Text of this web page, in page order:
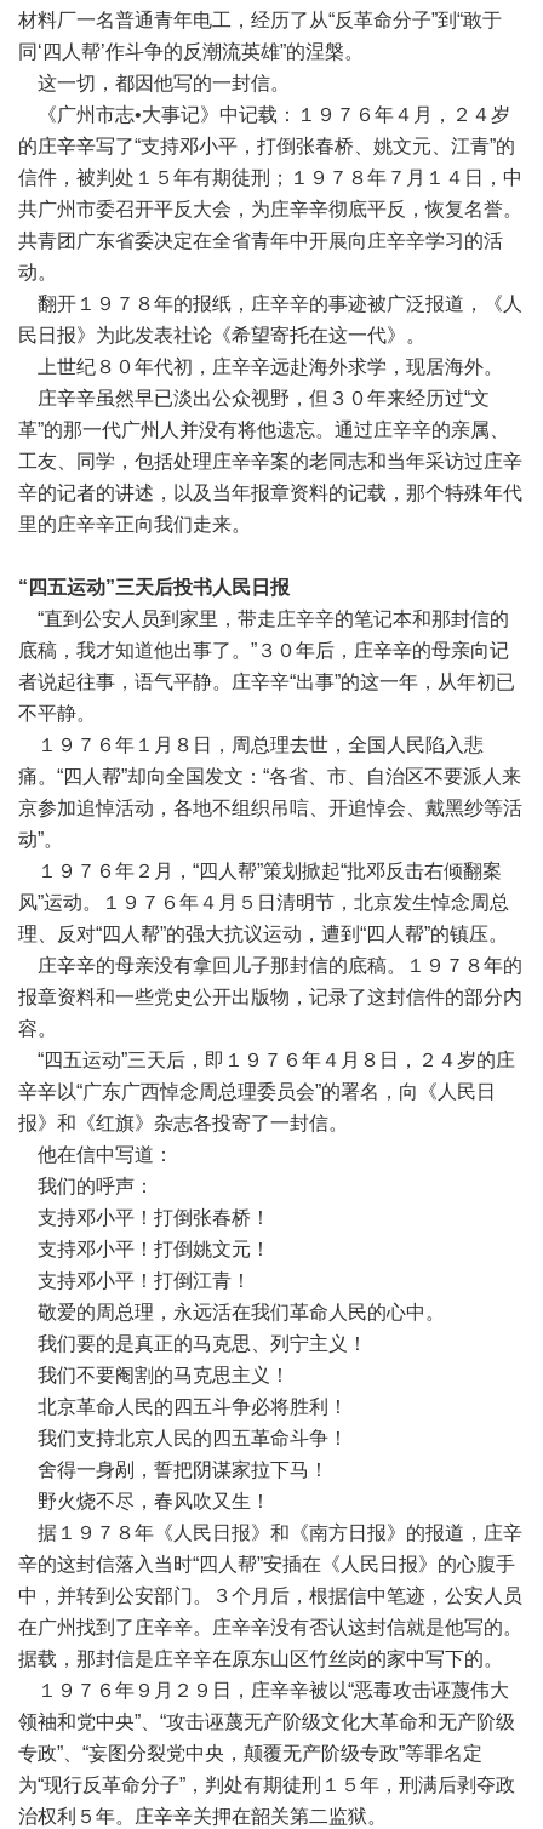
材料厂一名普通青年电工，经历了从“反革命分子”到“敢于
同‘四人帮’作斗争的反潮流英雄”的涅槃。
这一切，都因他写的一封信。
《广州市志•大事记》中记载：１９７６年４月，２４岁
的庄辛辛写了“支持邓小平，打倒张春桥、姚文元、江青”的
信件，被判处１５年有期徒刑；１９７８年７月１４日，中
共广州市委召开平反大会，为庄辛辛彻底平反，恢复名誉。
共青团广东省委决定在全省青年中开展向庄辛辛学习的活
动。
翻开１９７８年的报纸，庄辛辛的事迹被广泛报道，《人
民日报》为此发表社论《希望寄托在这一代》。
上世纪８０年代初，庄辛辛远赴海外求学，现居海外。
庄辛辛虽然早已淡出公众视野，但３０年来经历过“文
革”的那一代广州人并没有将他遗忘。通过庄辛辛的亲属、
工友、同学，包括处理庄辛辛案的老同志和当年采访过庄辛
辛的记者的讲述，以及当年报章资料的记载，那个特殊年代
里的庄辛辛正向我们走来。
“四五运动”三天后投书人民日报
“直到公安人员到家里，带走庄辛辛的笔记本和那封信的
底稿，我才知道他出事了。”３０年后，庄辛辛的母亲向记
者说起往事，语气平静。庄辛辛“出事”的这一年，从年初已
不平静。
１９７６年１月８日，周总理去世，全国人民陷入悲
痛。“四人帮”却向全国发文：“各省、市、自治区不要派人来
京参加追悼活动，各地不组织吊唁、开追悼会、戴黑纱等活
动”。
１９７６年２月，“四人帮”策划掀起“批邓反击右倾翻案
风”运动。１９７６年４月５日清明节，北京发生悼念周总
理、反对“四人帮”的强大抗议运动，遭到“四人帮”的镇压。
庄辛辛的母亲没有拿回儿子那封信的底稿。１９７８年的
报章资料和一些党史公开出版物，记录了这封信件的部分内
容。
“四五运动”三天后，即１９７６年４月８日，２４岁的庄
辛辛以“广东广西悼念周总理委员会”的署名，向《人民日
报》和《红旗》杂志各投寄了一封信。
他在信中写道：
我们的呼声：
支持邓小平！打倒张春桥！
支持邓小平！打倒姚文元！
支持邓小平！打倒江青！
敬爱的周总理，永远活在我们革命人民的心中。
我们要的是真正的马克思、列宁主义！
我们不要阉割的马克思主义！
北京革命人民的四五斗争必将胜利！
我们支持北京人民的四五革命斗争！
舍得一身剐，誓把阴谋家拉下马！
野火烧不尽，春风吹又生！
据１９７８年《人民日报》和《南方日报》的报道，庄辛
辛的这封信落入当时“四人帮”安插在《人民日报》的心腹手
中，并转到公安部门。３个月后，根据信中笔迹，公安人员
在广州找到了庄辛辛。庄辛辛没有否认这封信就是他写的。
据载，那封信是庄辛辛在原东山区竹丝岗的家中写下的。
１９７６年９月２９日，庄辛辛被以“恶毒攻击诬蔑伟大
领袖和党中央”、“攻击诬蔑无产阶级文化大革命和无产阶级
专政”、“妄图分裂党中央，颠覆无产阶级专政”等罪名定
为“现行反革命分子”，判处有期徒刑１５年，刑满后剥夺政
治权利５年。庄辛辛关押在韶关第二监狱。